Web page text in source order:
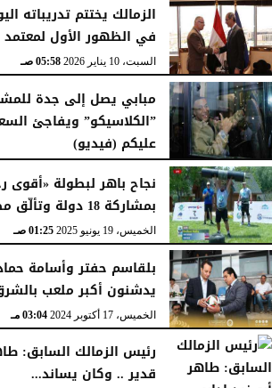
الزمالك يختتم تدريباته
في الظهور الأول
السبت، 10 يناير 2026 05:58 صـ
مبابي يصل إلى جدة
”الكلاسيكو” ويفاجئ
عليكم (فيديو)
السبت، 10 يناير 2026 05:57 صـ
نجاح باهر لبطولة «أقوى
بمشاركة 18 دولة وتألّق مصري...
الخميس، 19 يونيو 2025 01:25 صـ
بلقاسم حفتر وأسامة
يدشنون أكبر ملعب
الخميس، 17 أكتوبر 2024 03:04 مـ
رئيس الزمالك السابق:
قدير .. وكان يساند...